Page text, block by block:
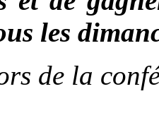
les
de la